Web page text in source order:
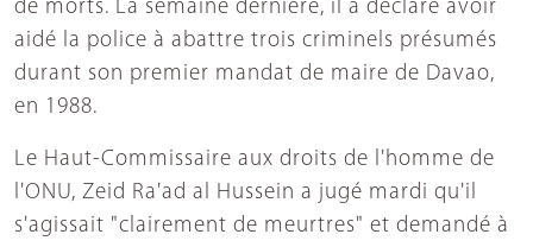
de morts. La semaine dernière, il a déclaré avoir
aidé la police à abattre trois criminels présumés
durant son premier mandat de maire de Davao,
en 1988.
Le Haut-Commissaire aux droits de l'homme de
l'ONU, Zeid Ra'ad al Hussein a jugé mardi qu'il
s'agissait "clairement de meurtres" et demandé à